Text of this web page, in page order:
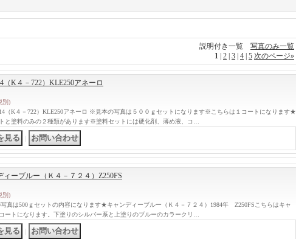
説明付き一覧 写真のみ一覧
1 2 3 4 5 次のページ»
（K４－722）KLE250アネーロ
別)
（K４－722）KLE250アネーロ ※見本の写真は５００ｇセットになります※こちらは１コートになります★
と塗料のみの２種類があります※塗料セットには硬化剤、薄め液、コ…
ィーブルー（Ｋ４－７２４）Z250FS
別)
真は500ｇセットの内容になります★キャンディーブルー（Ｋ４－７２４）1984年 Z250FSこちらはキャ
ートになります。下塗りのシルバー系と上塗りのブルーのカラークリ…